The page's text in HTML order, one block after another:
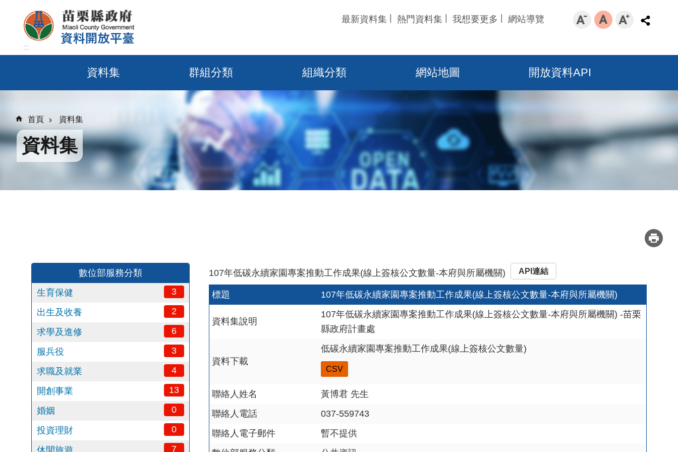
跳到主要內容區塊
最新資料集 熱門資料集 我想要更多 網站導覽
:::
資料集 群組分類 組織分類 網站地圖 開放資料API
:::
首頁 資料集
資料集
數位部服務分類
生育保健
3
出生及收養 2
求學及進修 6
服兵役 3
求職及就業 4
開創事業 13
婚姻 0
投資理財 0
7
107年低碳永續家園專案推動工作成果(線上簽核公文數量-本府與所屬機關) API連結
標題 107年低碳永續家園專案推動工作成果(線上簽核公文數量-本府與所屬機關)
資料集說明
107年低碳永續家園專案推動工作成果(線上簽核公文數量-本府與所屬機關) -苗栗
縣政府計畫處
資料下載
低碳永續家園專案推動工作成果(線上簽核公文數量)
CSV
聯絡人姓名
黃博君 先生
聯絡人電話
037-559743
聯絡人電子郵件
暫不提供